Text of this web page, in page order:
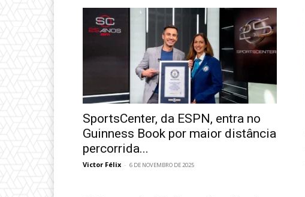
SportsCenter, da ESPN, entra no
Guinness Book por maior distância
percorrida...
Victor Félix - 6 DE NOVEMBRO DE 2025